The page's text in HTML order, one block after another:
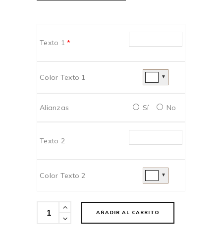
Texto 1*
Color Texto 1 ▼
Alianzas Sí No
Texto 2
Color Texto 2 ▼
Cantidad
AÑADIR AL CARRITO